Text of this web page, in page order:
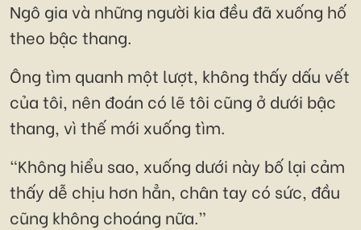
Ngô gia và những người kia đều đã xuống hố
theo bậc thang.
Ông tìm quanh một lượt, không thấy dấu vết
của tôi, nên đoán có lẽ tôi cũng ở dưới bậc
thang, vì thế mới xuống tìm.
“Không hiểu sao, xuống dưới này bố lại cảm
thấy dễ chịu hơn hẳn, chân tay có sức, đầu
cũng không choáng nữa.”